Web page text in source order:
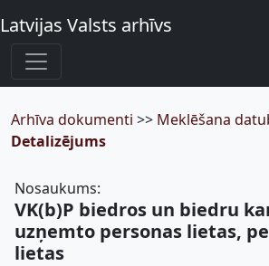
Latvijas Valsts arhīvs
Arhīva dokumenti >> Meklēšana
Detalizējums
Nosaukums:
VK(b)P biedros un biedru
uzņemto personas lietas,
lietas